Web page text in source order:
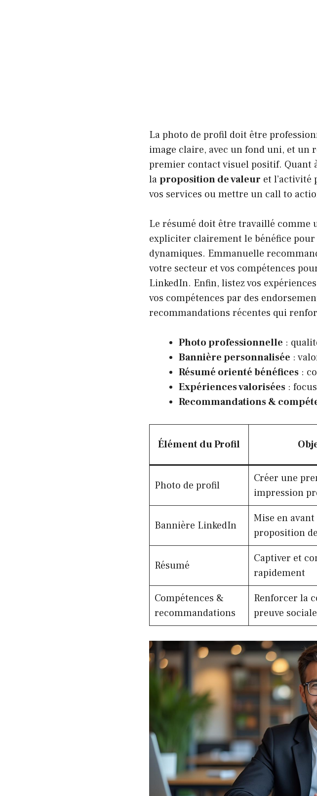
La photo de profil doit être
image claire, avec un fond uni, et
premier contact visuel positif. Quant
laproposition de valeur et l’activité
vos services ou mettre un call to
Le résumé doit être travaillé comme
expliciter clairement le bénéfice pour
dynamiques. Emmanuelle
votre secteur et vos compétences
LinkedIn. Enfin, listez vos
vos compétences par des
recommandations récentes qui
Photo professionnelle :
Bannière personnalisée :
Résumé orienté bénéfices :
Expériences valorisées :
Recommandations &
Élément du Profil
Photo de profil
Créer une
impression
Bannière LinkedIn
Mise en avant
proposition
Résumé
Captiver et
rapidement
Compétences &
recommandations
Renforcer la
preuve sociale